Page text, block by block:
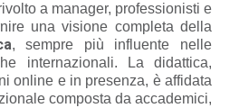
a manager, professionisti e
una visione completa della
, sempre più influente nelle
internazionali. La didattica,
online e in presenza, è affidata
composta da accademici,